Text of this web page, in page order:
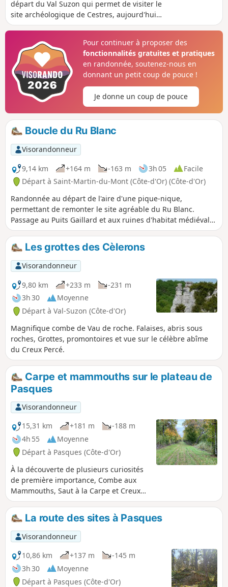
départ du Val Suzon qui permet de visiter le
site archéologique de Cestres, aujourd'hui
habitats désertés, y compris le Puits
lavoir à un autre entre Cestres, Froideville et
les Bordes Bricard avant de redescendre le
GR®®2 pour y retrouver la résurgence du
Ru Blanc.
Pour continuer à proposer des
fonctionnalités gratuites et pratiques
en randonnée, soutenez-nous en
donnant un petit coup de pouce !
Je donne un coup de pouce
Boucle du Ru Blanc
Visorandonneur
9,14 km
+164 m -163 m 3h 05
Facile
Départ à Saint-Martin-du-Mont (Côte-d'Or) (Côte-d'Or)
Randonnée au départ de l'aire d'une pique-nique,
permettant de remonter le site agréable du Ru Blanc.
Passage au Puits Gaillard et aux ruines d'habitat médiéval
avant de descendre la Combe d'Été pour retrouver
l'ancienne voie du tacot.
Les grottes des Cèlerons
Visorandonneur
9,80 km
+233 m
-231 m
3h 30
Moyenne
Départ à Val-Suzon (Côte-d'Or)
Magnifique combe de Vau de roche. Falaises, abris sous
roches, Grottes, promontoires et vue sur le célèbre abîme
du Creux Percé.
Carpe et mammouths sur le plateau de
Pasques
Visorandonneur
15,31 km
+181 m
-188 m
4h 55
Moyenne
Départ à Pasques (Côte-d'Or)
À la découverte de plusieurs curiosités
de première importance, Combe aux
Mammouths, Saut à la Carpe et Creux
Percé, depuis le village de Pasques. Pas
trop de dénivelé et de grands passages
en forêt pour s'abriter du soleil ou du
vent.
La route des sites à Pasques
Visorandonneur
10,86 km
+137 m
-145 m
3h 30
Moyenne
Départ à Pasques (Côte-d'Or)